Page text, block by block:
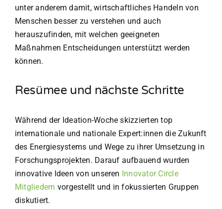
unter anderem damit, wirtschaftliches Handeln von
Menschen besser zu verstehen und auch
herauszufinden, mit welchen geeigneten
Maßnahmen Entscheidungen unterstützt werden
können.
Resümee und nächste Schritte
Während der Ideation-Woche skizzierten top
internationale und nationale Expert:innen die Zukunft
des Energiesystems und Wege zu ihrer Umsetzung in
Forschungsprojekten. Darauf aufbauend wurden
innovative Ideen von unseren Innovator Circle
Mitgliedern vorgestellt und in fokussierten Gruppen
diskutiert.